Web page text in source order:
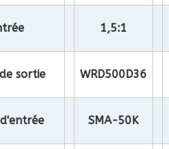
1,5:1
sortie WRD500D36
SMA-50K